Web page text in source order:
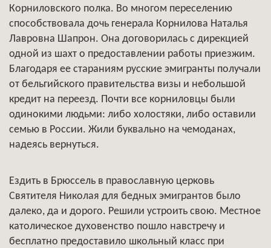
Корниловского полка. Во многом переселению
способствовала дочь генерала Корнилова Наталья
Лавровна Шапрон. Она договорилась с дирекцией
одной из шахт о предоставлении работы приезжим.
Благодаря ее стараниям русские эмигранты получали
от бельгийского правительства визы и небольшой
кредит на переезд. Почти все корниловцы были
одинокими людьми: либо холостяки, либо оставили
семью в России. Жили буквально на чемоданах,
надеясь вернуться.
Ездить в Брюссель в православную церковь
Святителя Николая для бедных эмигрантов было
далеко, да и дорого. Решили устроить свою. Местное
католическое духовенство пошло навстречу и
бесплатно предоставило школьный класс при